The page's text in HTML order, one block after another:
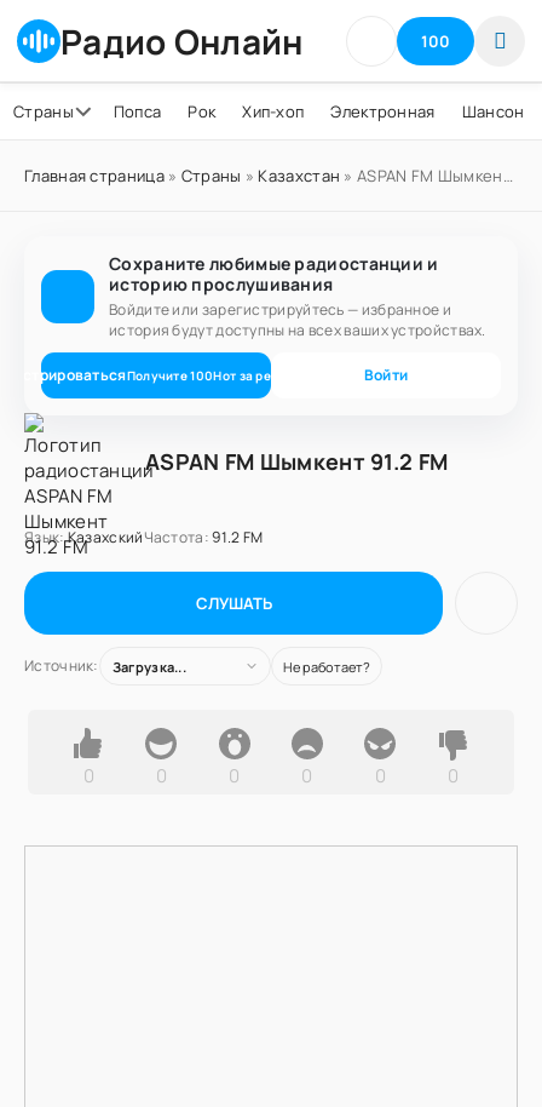
Радио Онлайн 100
Страны Попса Рок Хип-хоп Электронная Шансон
Главная страница» Страны » Казахстан » ASPAN FM Шымкент 91.2 FM
Сохраните любимые радиостанции и
историю прослушивания
Войдите или зарегистрируйтесь — избранное и
история будут доступны на всех ваших устройствах.
Получите100Нот за регистрацию Войти
ASPAN FM Шымкент 91.2 FM
Язык:КазахскийЧастота:91.2 FM
СЛУШАТЬ
Источник: Загрузка... Не работает?
0 0 0 0 0 0